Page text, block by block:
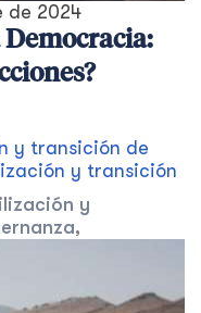
de 2024
y transición de
y transición
y
,